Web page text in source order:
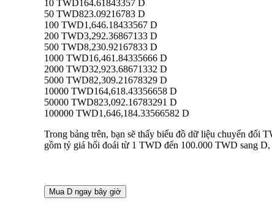
10 TWD164.61843357 D
50 TWD823.09216783 D
100 TWD1,646.18433567 D
200 TWD3,292.36867133 D
500 TWD8,230.92167833 D
1000 TWD16,461.84335666 D
2000 TWD32,923.68671332 D
5000 TWD82,309.21678329 D
10000 TWD164,618.43356658 D
50000 TWD823,092.16783291 D
100000 TWD1,646,184.33566582 D
Trong bảng trên, bạn sẽ thấy biểu đồ dữ liệu chuyển đổi
gồm tỷ giá hối đoái từ 1 TWD đến 100.000 TWD sang
Mua D ngay bây giờ